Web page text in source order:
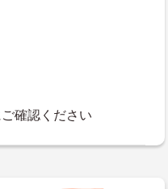
確認ください